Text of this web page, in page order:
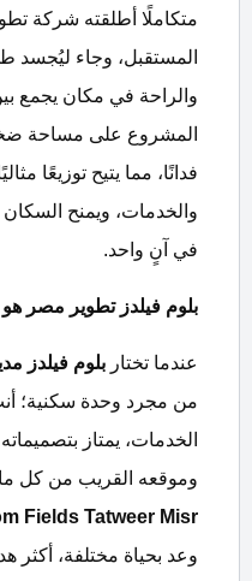
متكاملًا أطلقته شركة
المستقبل، وجاء ليُجسد
والراحة في مكان يجمع
المشروع على مساحة
فدانًا، مما يتيح توزيعًا
والخدمات، ويمنح
في آنٍ واحد.
بلوم فيلدز تطوير مصر
عندما تختار بلوم فيلدز
من مجرد وحدة سكنية؛
الخدمات، يمتاز
وموقعه القريب من كل ما
Fields Tatweer Misr
وعد بحياة مختلفة، أكثر